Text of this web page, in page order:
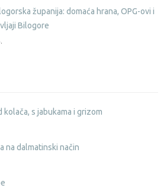
županija: domaća hrana, OPG-ovi i
Bilogore
kolača, s jabukama i grizom
na dalmatinski način